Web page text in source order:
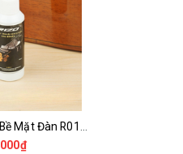
Nước Vệ Sinh Bề Mặt Đàn R01 – Dung Dịch Làm Sạch Guitar, Ukulele, Piano Sáng Bóng